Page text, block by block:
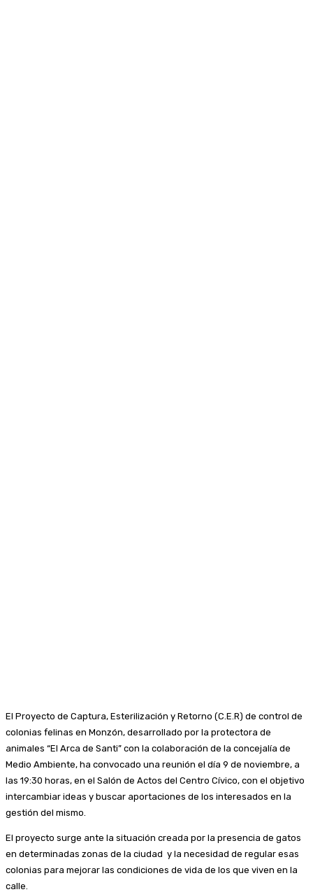
El Proyecto de Captura, Esterilización y Retorno (C.E.R) de control de
colonias felinas en Monzón, desarrollado por la protectora de
animales “El Arca de Santi” con la colaboración de la concejalía de
Medio Ambiente, ha convocado una reunión el día 9 de noviembre, a
las 19:30 horas, en el Salón de Actos del Centro Cívico, con el objetivo
intercambiar ideas y buscar aportaciones de los interesados en la
gestión del mismo.
El proyecto surge ante la situación creada por la presencia de gatos
en determinadas zonas de la ciudad y la necesidad de regular esas
colonias para mejorar las condiciones de vida de los que viven en la
calle.